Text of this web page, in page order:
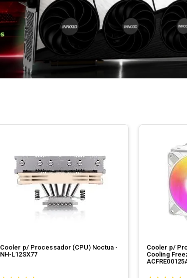
Cooler p/ Processador (CPU) Noctua -
NH-L12SX77
Cooler p/
Cooling